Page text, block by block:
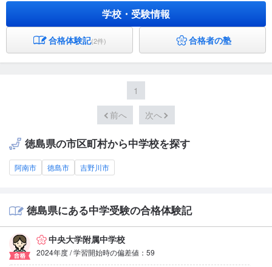
学校・受験情報
合格体験記(2件) 合格者の塾
1
前へ 次へ
徳島県の市区町村から中学校を探す
阿南市 徳島市 吉野川市
徳島県にある中学受験の合格体験記
中央大学附属中学校
2024年度 / 学習開始時の偏差値：59